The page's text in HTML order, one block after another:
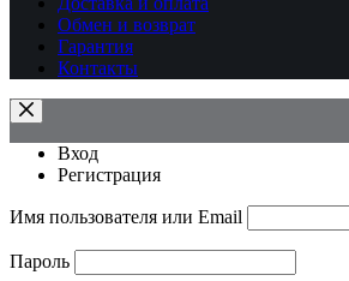
Обмен и возврат
Гарантия
Контакты
Вход
Регистрация
Имя пользователя или Email
Пароль